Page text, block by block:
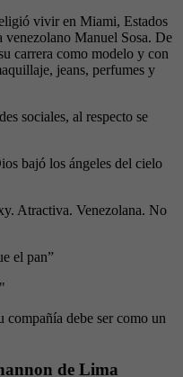
vivir en Miami, Estados
Manuel Sosa. De
carrera como modelo y con
jeans, perfumes y
sociales, al respecto se
bajó los ángeles del cielo
Atractiva. Venezolana. No
el pan”
debe ser como un
de Lima